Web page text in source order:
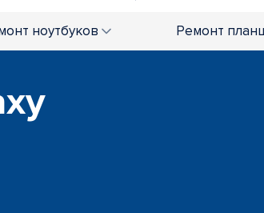
ноутбуков Ремонт